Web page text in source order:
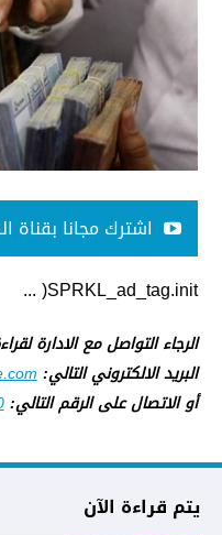
اشترك مجانا بقناة
SPRKL_ad_tag.init( ...
الرجاء التواصل مع الادارة
البريد الالكتروني التالي:
أو الاتصال على الرقم التالي:
يتم قراءة الآن